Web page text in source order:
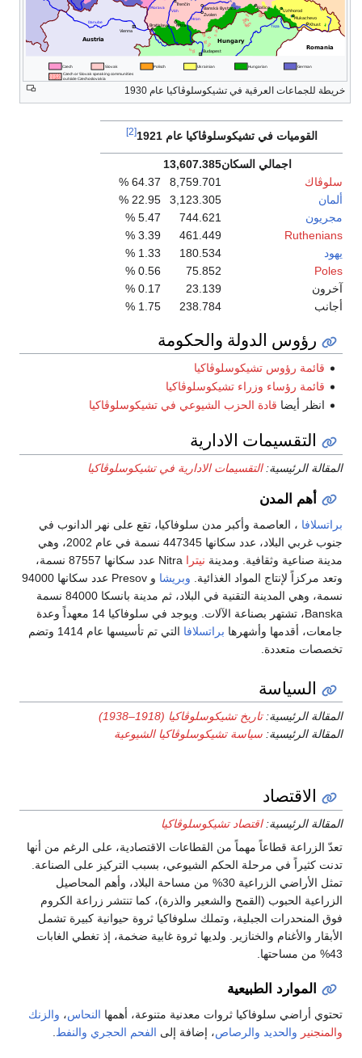
خريطة للجماعات العرقية في تشيكوسلوڤاكيا عام 1930
القوميات في تشيكوسلوڤاكيا عام 1921 [2]
اجمالي السكان13,607.385
سلوڤاك
8,759.701
64.37 %
ألمان
3,123.305
22.95 %
مجريون
744.621
5.47 %
Ruthenians
461.449
3.39 %
يهود
180.534
1.33 %
Poles
75.852
0.56 %
آخرون
23.139
0.17 %
أجانب
238.784
1.75 %
رؤوس الدولة والحكومة
قائمة رؤوس تشيكوسلوڤاكيا
قائمة رؤساء وزراء تشيكوسلوڤاكيا
انظر أيضا قادة الحزب الشيوعي في تشيكوسلوڤاكيا
التقسيمات الادارية
المقالة الرئيسية:التقسيمات الادارية في تشيكوسلوڤاكيا
أهم المدن
براتسلافا ، العاصمة وأكبر مدن سلوفاكيا، تقع على نهر الدانوب في
جنوب غربي البلاد، عدد سكانها 447345 نسمة في عام 2002، وهي
مدينة صناعية وثقافية. ومدينة نيترا
Nitra عدد سكانها 87557 نسمة،
وتعد مركزاً لإنتاج المواد الغذائية. وبريشا
و Presov عدد سكانها 94000
نسمة، وهي المدينة التقنية في البلاد، ثم مدينة بانسكا 84000 نسمة
Banska، تشتهر بصناعة الآلات. ويوجد في سلوفاكيا 14 معهداً وعدة
جامعات، أقدمها وأشهرها براتسلافا
التي تم تأسيسها عام 1414 وتضم
تخصصات متعددة.
السياسة
المقالة الرئيسية:تاريخ تشيكوسلوڤاكيا (1918–1938)
المقالة الرئيسية: سياسة تشيكوسلوڤاكيا الشيوعية
الاقتصاد
المقالة الرئيسية:اقتصاد تشيكوسلوڤاكيا
تعدّ الزراعة قطاعاً مهماً من القطاعات الاقتصادية، على الرغم من أنها
تدنت كثيراً في مرحلة الحكم الشيوعي، بسبب التركيز على الصناعة.
تمثل الأراضي الزراعية 30% من مساحة البلاد، وأهم المحاصيل
الزراعية الحبوب (القمح والشعير والذرة)، كما تنتشر زراعة الكروم
فوق المنحدرات الجبلية، وتملك سلوفاكيا ثروة حيوانية كبيرة تشمل
الأبقار والأغنام والخنازير. ولديها ثروة غابية ضخمة، إذ تغطي الغابات
43% من مساحتها.
الموارد الطبيعية
تحتوي أراضي سلوفاكيا ثروات معدنية متنوعة، أهمها النحاس، والزنك
والمنجنير والحديد والرصاص، إضافة إلى الفحم الحجري والنفط